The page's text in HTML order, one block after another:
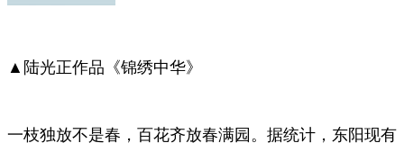
▲陆光正作品《锦绣中华》
一枝独放不是春，百花齐放春满园。据统计，东阳现有